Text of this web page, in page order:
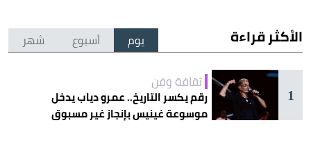
الأكثر قراءة يوم أسبوع شهر
1
ثقافة وفن
رقم يكسر التاريخ.. عمرو دياب يدخل
موسوعة غينيس بإنجاز غير مسبوق